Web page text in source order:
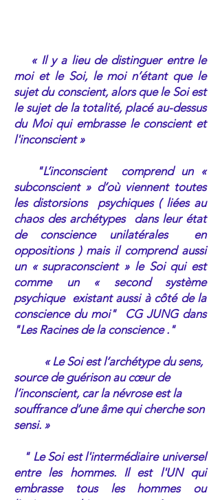
« Il y a lieu de distinguer entre le
moi et le Soi, le moi n’étant que le
sujet du conscient, alors que le Soi est
le sujet de la totalité, placé au-dessus
du Moi qui embrasse le conscient et
l'inconscient »
​ "L’inconscient comprend un «
subconscient » d’où viennent toutes
les distorsions psychiques ( liées au
chaos des archétypes dans leur état
de conscience unilatérales en
oppositions ) mais il comprend aussi
un « supraconscient » le Soi qui est
comme un « second système
psychique existant aussi à côté de la
conscience du moi" CG JUNG dans
"Les Racines de la conscience ."
« Le Soi est l’archétype du sens,
source de guérison au cœur de
l’inconscient, car la névrose est la
souffrance d’une âme qui cherche son
sensi. »
" Le Soi est l'intermédiaire universel
entre les hommes. Il est l'UN qui
embrasse tous les hommes ou